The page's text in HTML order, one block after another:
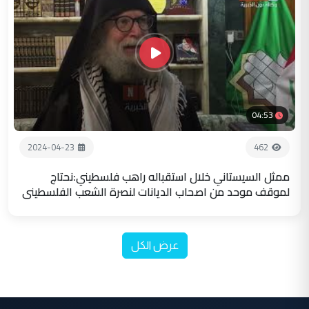
04:53
462
2024-04-23
ممثل السيستاني خلال استقباله راهب فلسطيني:نحتاج
لموقف موحد من اصحاب الديانات لنصرة الشعب الفلسطيني
عرض الكل